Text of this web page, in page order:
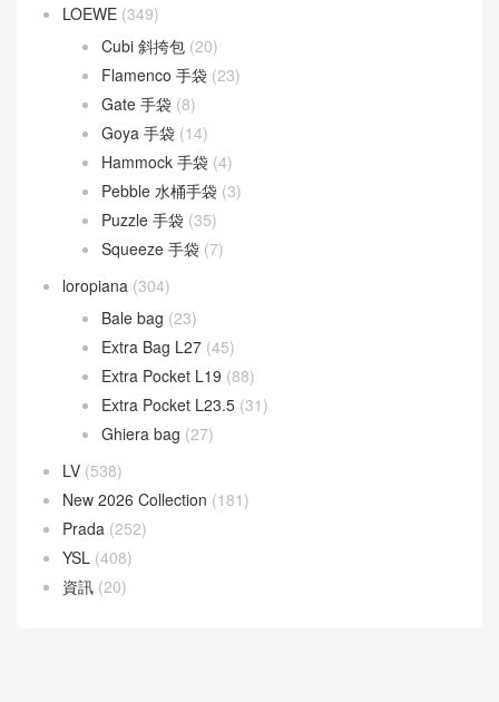
LOEWE (349)
Cubi 斜挎包 (20)
Flamenco 手袋 (23)
Gate 手袋 (8)
Goya 手袋 (14)
Hammock 手袋 (4)
Pebble 水桶手袋 (3)
Puzzle 手袋 (35)
Squeeze 手袋 (7)
loropiana (304)
Bale bag (23)
Extra Bag L27 (45)
Extra Pocket L19 (88)
Extra Pocket L23.5 (31)
Ghiera bag (27)
LV (538)
New 2026 Collection (181)
Prada (252)
YSL (408)
資訊 (20)